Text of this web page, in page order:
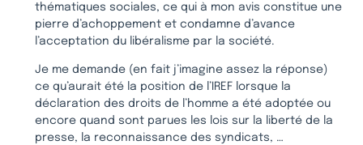
thématiques sociales, ce qui à mon avis constitue une
pierre d’achoppement et condamne d’avance
l’acceptation du libéralisme par la société.
Je me demande (en fait j’imagine assez la réponse)
ce qu’aurait été la position de l’IREF lorsque la
déclaration des droits de l’homme a été adoptée ou
encore quand sont parues les lois sur la liberté de la
presse, la reconnaissance des syndicats, …